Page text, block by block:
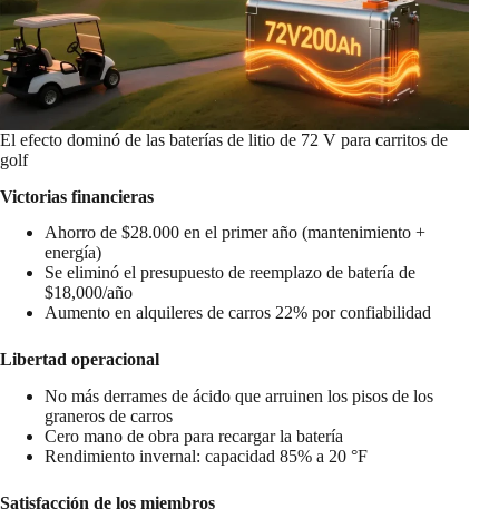
El efecto dominó de las baterías de litio de 72 V para carritos de
golf
Victorias financieras
Ahorro de $28.000 en el primer año (mantenimiento +
energía)
Se eliminó el presupuesto de reemplazo de batería de
$18,000/año
Aumento en alquileres de carros 22% por confiabilidad
Libertad operacional
No más derrames de ácido que arruinen los pisos de los
graneros de carros
Cero mano de obra para recargar la batería
Rendimiento invernal: capacidad 85% a 20 °F
Satisfacción de los miembros